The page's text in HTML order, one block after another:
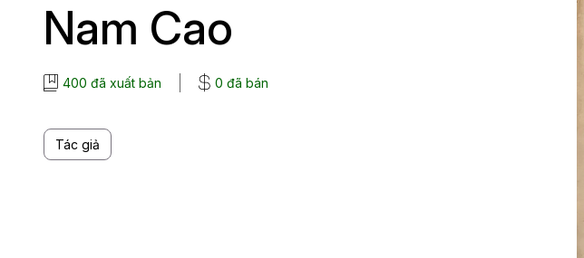
Nam Cao
400 đã xuất bản 0 đã bán
Tác giả